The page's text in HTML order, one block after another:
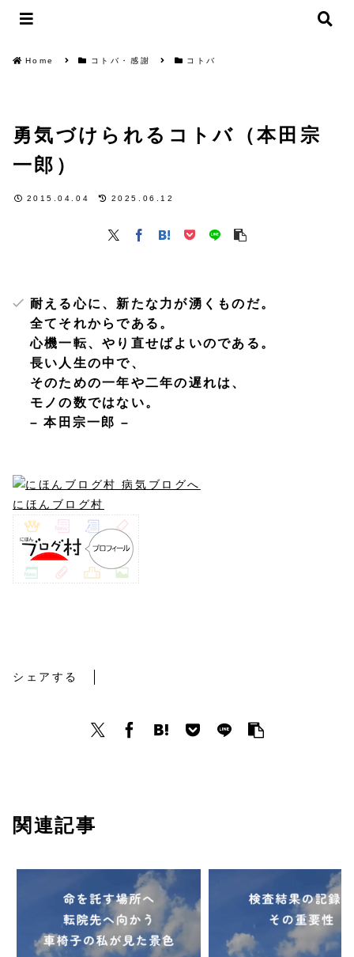
Home コトバ・感謝 コトバ
勇気づけられるコトバ（本田宗
一郎）
2015.04.04 2025.06.12
耐える心に、新たな力が湧くものだ。
全てそれからである。
心機一転、やり直せばよいのである。
長い人生の中で、
そのための一年や二年の遅れは、
モノの数ではない。
– 本田宗一郎 –
にほんブログ村
シェアする
関連記事